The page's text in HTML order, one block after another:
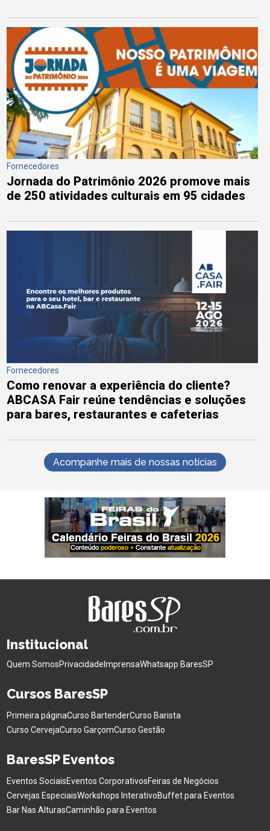
Fornecedores
Jornada do Patrimônio 2026 promove mais
de 250 atividades culturais em 95 cidades
Fornecedores
Como renovar a experiência do cliente?
ABCASA Fair reúne tendências e soluções
para bares, restaurantes e cafeterias
Acompanhe mais de nossas notícias
Institucional
Quem SomosPrivacidade ImprensaWhatsapp BaresSP
Cursos BaresSP
Primeira páginaCurso BartenderCurso Barista
Curso CervejaCurso GarçomCurso Gestão
BaresSP Eventos
Eventos SociaisEventos CorporativosFeiras de Negócios
Cervejas EspeciaisWorkshops InterativoBuffet para Eventos
Bar Nas AlturasCaminhão para Eventos